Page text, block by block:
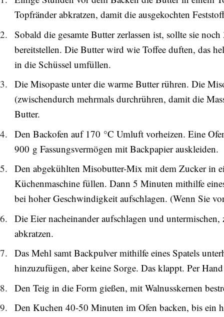
Topfränder abkratzen, damit die ausgekochten
Sobald die gesamte Butter zerlassen ist, sollte sie
bereitstellen. Die Butter wird wie Toffee duften, das
in die Schüssel umfüllen.
Die Misopaste unter die warme Butter rühren. Die
(zwischendurch mehrmals durchrühren, damit die
Butter.
Den Backofen auf 170 °C Umluft vorheizen. Eine
900 g Fassungsvermögen mit Backpapier auskleiden.
Den abgekühlten Misobutter-Mix mit dem Zucker in
Küchenmaschine füllen. Dann 5 Minuten mithilfe
bei hoher Geschwindigkeit aufschlagen. (Wenn Sie
Die Eier nacheinander aufschlagen und
abkratzen.
Das Mehl samt Backpulver mithilfe eines Spatels
hinzuzufügen, aber keine Sorge. Das klappt. Per
Den Teig in die Form gießen, mit Walnusskernen
Den Kuchen 40-50 Minuten im Ofen backen, bis ein